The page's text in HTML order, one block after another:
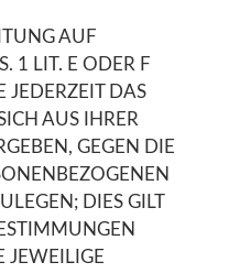
AUF
1 LIT. E ODER F
JEDERZEIT DAS
AUS IHRER
GEGEN DIE
DIES GILT
JEWEILIGE